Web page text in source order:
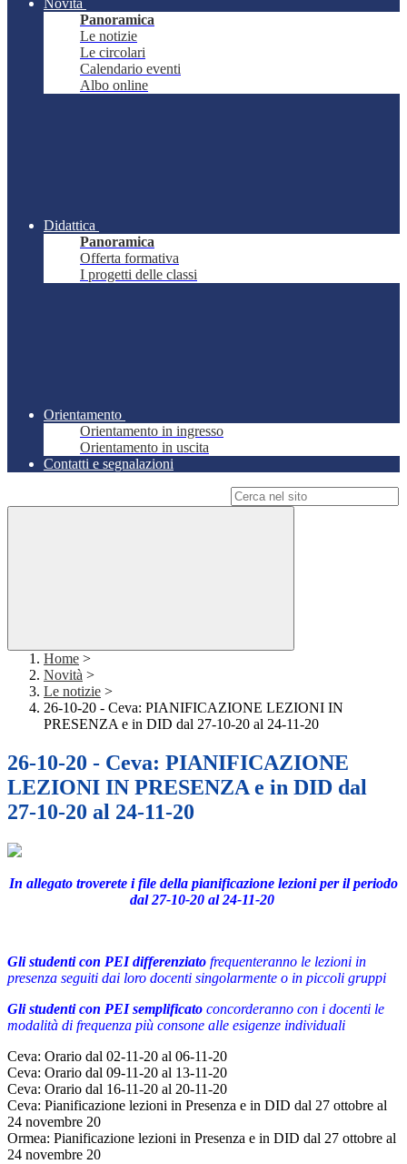
Novità
Panoramica
Le notizie
Le circolari
Calendario eventi
Albo online
Didattica
Panoramica
Offerta formativa
I progetti delle classi
Orientamento
Orientamento in ingresso
Orientamento in uscita
Contatti e segnalazioni
Home >
Novità >
Le notizie >
26-10-20 - Ceva: PIANIFICAZIONE LEZIONI IN
PRESENZA e in DID dal 27-10-20 al 24-11-20
26-10-20 - Ceva: PIANIFICAZIONE
LEZIONI IN PRESENZA e in DID dal
27-10-20 al 24-11-20
In allegato troverete i file della pianificazione lezioni per il periodo
dal 27-10-20 al 24-11-20
Gli studenti con PEI differenziato frequenteranno le lezioni in
presenza seguiti dai loro docenti singolarmente o in piccoli gruppi
Gli studenti con PEI semplificato concorderanno con i docenti le
modalità di frequenza più consone alle esigenze individuali
Ceva: Orario dal 02-11-20 al 06-11-20
Ceva: Orario dal 09-11-20 al 13-11-20
Ceva: Orario dal 16-11-20 al 20-11-20
Ceva: Pianificazione lezioni in Presenza e in DID dal 27 ottobre al
24 novembre 20
Ormea: Pianificazione lezioni in Presenza e in DID dal 27 ottobre al
24 novembre 20